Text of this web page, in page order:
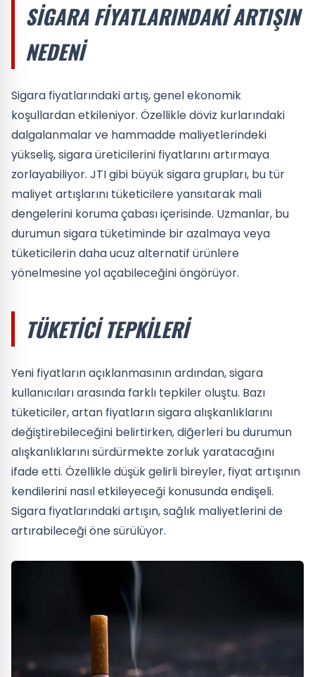
SIGARA FIYATLARINDAKI ARTIŞIN
NEDENI
Sigara fiyatlarındaki artış, genel ekonomik
koşullardan etkileniyor. Özellikle döviz kurlarındaki
dalgalanmalar ve hammadde maliyetlerindeki
yükseliş, sigara üreticilerini fiyatlarını artırmaya
zorlayabiliyor. JTI gibi büyük sigara grupları, bu tür
maliyet artışlarını tüketicilere yansıtarak mali
dengelerini koruma çabası içerisinde. Uzmanlar, bu
durumun sigara tüketiminde bir azalmaya veya
tüketicilerin daha ucuz alternatif ürünlere
yönelmesine yol açabileceğini öngörüyor.
TÜKETICI TEPKILERI
Yeni fiyatların açıklanmasının ardından, sigara
kullanıcıları arasında farklı tepkiler oluştu. Bazı
tüketiciler, artan fiyatların sigara alışkanlıklarını
değiştirebileceğini belirtirken, diğerleri bu durumun
alışkanlıklarını sürdürmekte zorluk yaratacağını
ifade etti. Özellikle düşük gelirli bireyler, fiyat artışının
kendilerini nasıl etkileyeceği konusunda endişeli.
Sigara fiyatlarındaki artışın, sağlık maliyetlerini de
artırabileceği öne sürülüyor.